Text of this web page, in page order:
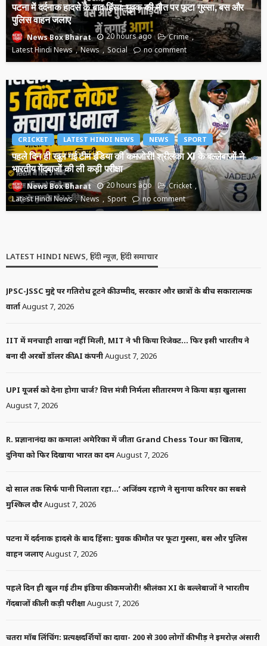
पटना में दर्दनाक हादसे के बाद हिंसा: युवक की मौत पर फूटा गुस्सा, बस और
पुलिस वाहन जलाए
News Box Bharat 20 hours ago
Crime
Latest Hindi News
News Social no comment
CRICKET LATEST HINDI NEWS NEWS SPORT
पहले दिन ही खुल गई टीम इंडिया की कमजोरी! श्रीलंका XI के बल्लेबाजों ने
भारतीय गेंदबाजों की ली कड़ी परीक्षा
News Box Bharat 20 hours ago
Cricket
Latest Hindi News
News Sport no comment
LATEST HINDI NEWS, हिंदी न्यूज़, हिंदी समाचार
JPSC-JSSC मुद्दे पर गतिरोध टूटने की उम्मीद, सरकार और छात्रों के बीच सकारात्मक
वार्ताAugust 7, 2026
IIT में मनचाही शाखा नहीं मिली, MIT ने भी किया रिजेक्ट… फिर इसी भारतीय ने
बना दी अरबों डॉलर की AI कंपनीAugust 7, 2026
UPI यूजर्स को देना होगा चार्ज? वित्त मंत्री निर्मला सीतारमण ने किया बड़ा खुलासा
August 7, 2026
R. प्रज्ञानानंदा का कमाल! अमेरिका में जीता Grand Chess Tour का खिताब,
दुनिया को फिर दिखाया भारत का दमAugust 7, 2026
दो साल तक सिर्फ पानी पिलाता रहा…’ अजिंक्य रहाणे ने सुनाया करियर का सबसे
मुश्किल दौरAugust 7, 2026
पटना में दर्दनाक हादसे के बाद हिंसा: युवक की मौत पर फूटा गुस्सा, बस और पुलिस
वाहन जलाएAugust 7, 2026
पहले दिन ही खुल गई टीम इंडिया की कमजोरी! श्रीलंका XI के बल्लेबाजों ने भारतीय
गेंदबाजों की ली कड़ी परीक्षाAugust 7, 2026
चतरा मॉब लिंचिंग: प्रत्यक्षदर्शियों का दावा- 200 से 300 लोगों की भीड़ ने इमरोज़ अंसारी